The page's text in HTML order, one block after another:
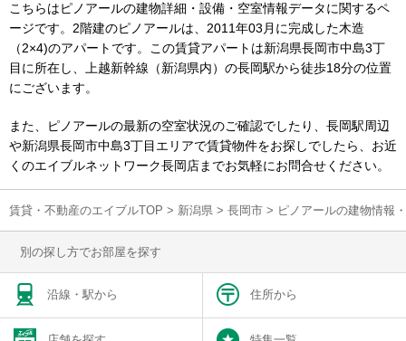
こちらはピノアールの建物詳細・設備・空室情報データに関するペ
ージです。2階建のピノアールは、2011年03月に完成した木造
（2×4)のアパートです。この賃貸アパートは新潟県長岡市中島3丁
目に所在し、上越新幹線（新潟県内）の長岡駅から徒歩18分の位置
にございます。
また、ピノアールの最新の空室状況のご確認でしたり、長岡駅周辺
や新潟県長岡市中島3丁目エリアで賃貸物件をお探しでしたら、お近
くのエイブルネットワーク長岡店までお気軽にお問合せください。
賃貸・不動産のエイブルTOP > 新潟県 > 長岡市 > ピノアールの建物情報
別の探し方でお部屋を探す
沿線・駅から 住所から